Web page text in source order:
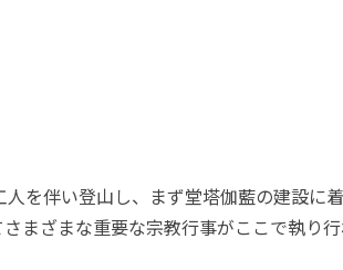
を伴い登山し、まず堂塔伽藍の建設に
まざまな重要な宗教行事がここで執り行